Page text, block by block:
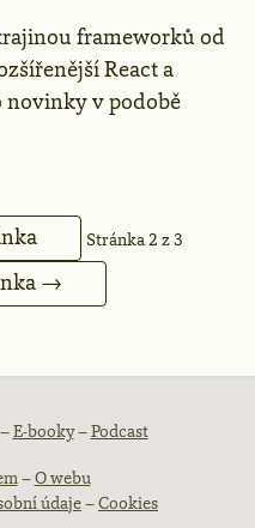
frameworků od
React a
novinky v podobě
Stránka 2 z 3
→
E-booky–Podcast
–O webu
údaje–Cookies